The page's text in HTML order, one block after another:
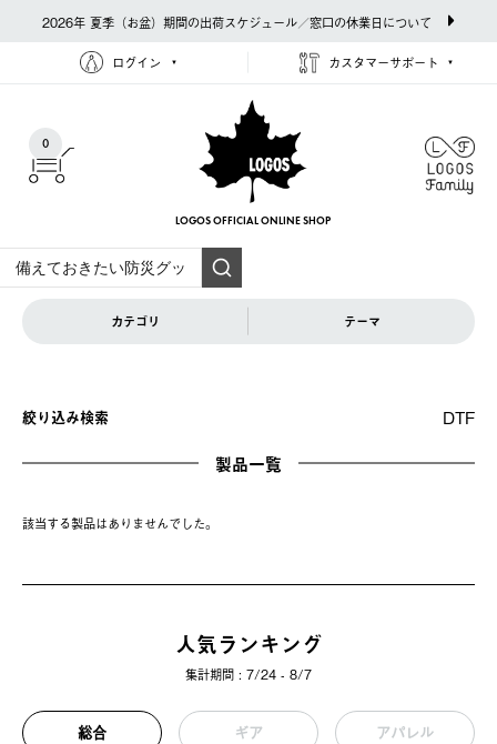
2026年 夏季（お盆）期間の出荷スケジュール／窓口の休業日について
ログイン カスタマーサポート
0
LOGOS OFFICIAL ONLINE SHOP
カテゴリ テーマ
絞り込み検索 DTF
製品一覧
該当する製品はありませんでした。
人気ランキング
集計期間 : 7/24 - 8/7
総合 ギア アパレル